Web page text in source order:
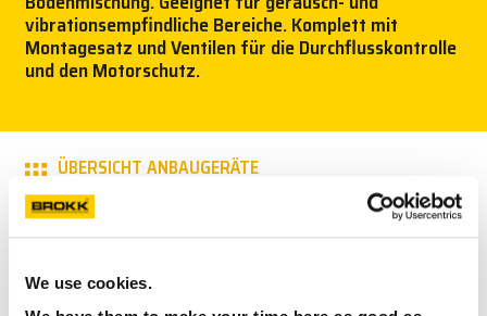
We use cookies.
NEWS
KARRIERE
MY BROKK
vibrationsempfindliche Bereiche. Komplett mit
Montagesatz und Ventilen für die Durchflusskontrolle
und den Motorschutz.
ÜBERSICHT ANBAUGERÄTE
TECHNISCHE SPEZIFIKATIONEN